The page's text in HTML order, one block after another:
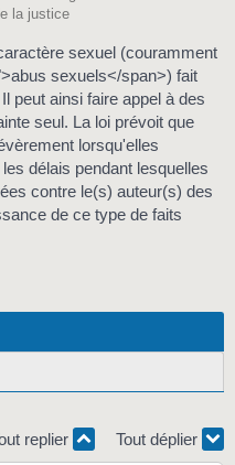
la justice
sexuel (couramment
sexuels</span>) fait
peut ainsi faire appel à des
seul. La loi prévoit que
lorsqu'elles
délais pendant lesquelles
contre le(s) auteur(s) des
de ce type de faits
replier Tout déplier